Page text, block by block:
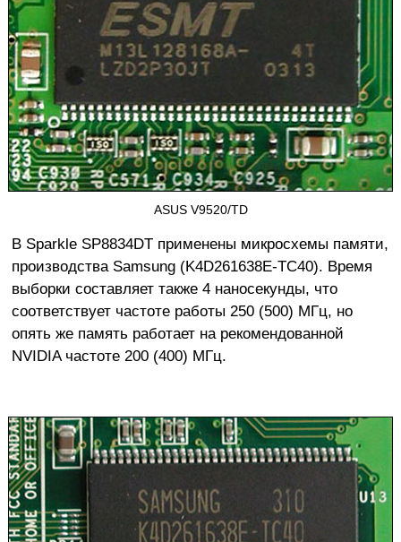
ASUS V9520/TD
В Sparkle SP8834DT применены микросхемы памяти,
производства Samsung (K4D261638E-TC40). Время
выборки составляет также 4 наносекунды, что
соответствует частоте работы 250 (500) МГц, но
опять же память работает на рекомендованной
NVIDIA частоте 200 (400) МГц.